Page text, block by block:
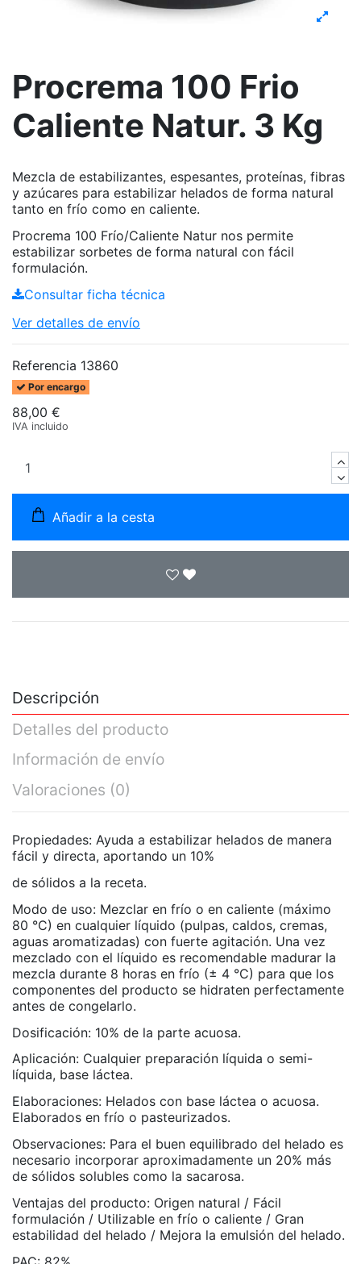
Procrema 100 Frio
Caliente Natur. 3 Kg
Mezcla de estabilizantes, espesantes, proteínas, fibras
y azúcares para estabilizar helados de forma natural
tanto en frío como en caliente.
Procrema 100 Frío/Caliente Natur nos permite
estabilizar sorbetes de forma natural con fácil
formulación.
Consultar ficha técnica
Ver detalles de envío
Referencia 13860
Por encargo
88,00 €
IVA incluido
Añadir a la cesta
Descripción
Detalles del producto
Información de envío
Valoraciones (0)
Propiedades: Ayuda a estabilizar helados de manera
fácil y directa, aportando un 10%
de sólidos a la receta.
Modo de uso: Mezclar en frío o en caliente (máximo
80 °C) en cualquier líquido (pulpas, caldos, cremas,
aguas aromatizadas) con fuerte agitación. Una vez
mezclado con el líquido es recomendable madurar la
mezcla durante 8 horas en frío (± 4 °C) para que los
componentes del producto se hidraten perfectamente
antes de congelarlo.
Dosificación: 10% de la parte acuosa.
Aplicación: Cualquier preparación líquida o semi-
líquida, base láctea.
Elaboraciones: Helados con base láctea o acuosa.
Elaborados en frío o pasteurizados.
Observaciones: Para el buen equilibrado del helado es
necesario incorporar aproximadamente un 20% más
de sólidos solubles como la sacarosa.
Ventajas del producto: Origen natural / Fácil
formulación / Utilizable en frío o caliente / Gran
estabilidad del helado / Mejora la emulsión del helado.